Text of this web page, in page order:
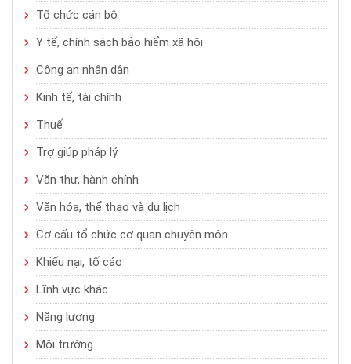
Tổ chức cán bộ
Y tế, chính sách bảo hiểm xã hội
Công an nhân dân
Kinh tế, tài chính
Thuế
Trợ giúp pháp lý
Văn thư, hành chính
Văn hóa, thể thao và du lịch
Cơ cấu tổ chức cơ quan chuyên môn
Khiếu nại, tố cáo
Lĩnh vực khác
Năng lượng
Môi trường